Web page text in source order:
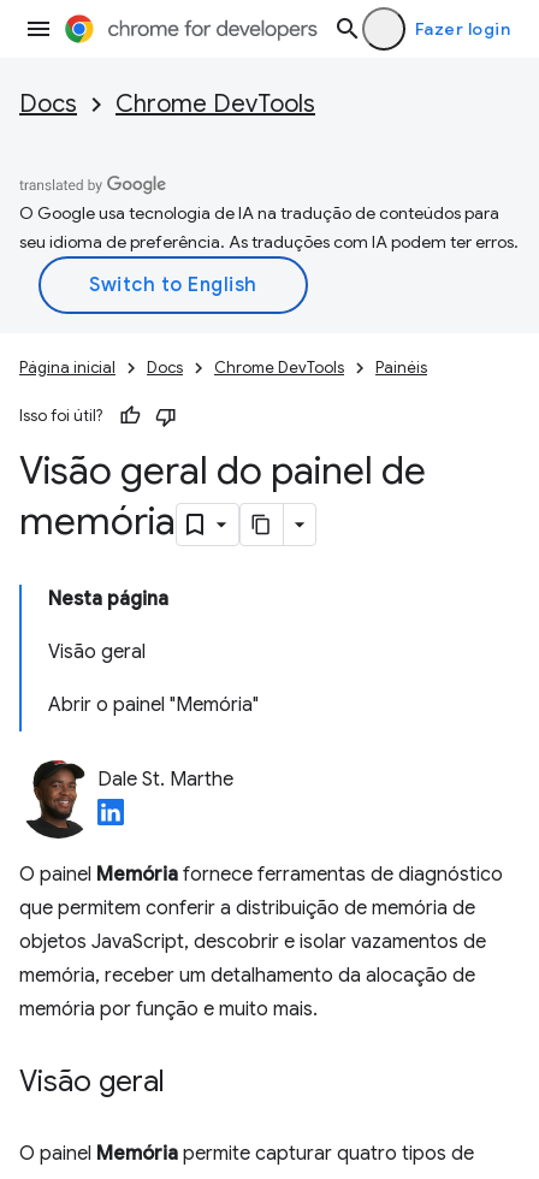
Fazer login
Docs Chrome DevTools
O Google usa tecnologia de IA na tradução de conteúdos para
seu idioma de preferência. As traduções com IA podem ter erros.
Página inicial Docs Chrome DevTools Painéis
Isso foi útil?
Visão geral do painel de
memória
Nesta página
Visão geral
Abrir o painel "Memória"
Dale St. Marthe
O painel Memória fornece ferramentas de diagnóstico
que permitem conferir a distribuição de memória de
objetos JavaScript, descobrir e isolar vazamentos de
memória, receber um detalhamento da alocação de
memória por função e muito mais.
Visão geral
O painel Memória permite capturar quatro tipos de